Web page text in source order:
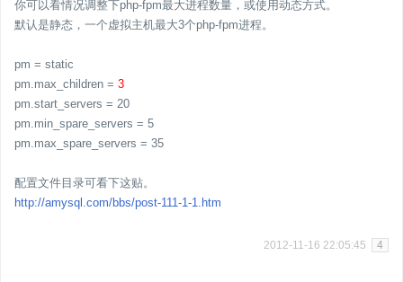
你可以看情况调整下php-fpm最大进程数量，或使用动态方式。
默认是静态，一个虚拟主机最大3个php-fpm进程。
pm = static
pm.max_children = 3
pm.start_servers = 20
pm.min_spare_servers = 5
pm.max_spare_servers = 35
配置文件目录可看下这贴。
http://amysql.com/bbs/post-111-1-1.htm
2012-11-16 22:05:45 4